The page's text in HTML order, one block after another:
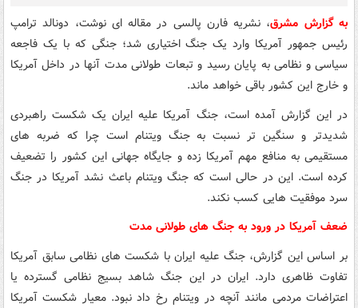
به گزارش مشرق، نشریه فارن پالسی در مقاله ای نوشت، دونالد ترامپ
رئیس جمهور آمریکا وارد یک جنگ اختیاری شد؛ جنگی که با یک فاجعه
سیاسی و نظامی به پایان رسید و تبعات طولانی مدت آنها در داخل آمریکا
و خارج این کشور باقی خواهد ماند.
در این گزارش آمده است، جنگ آمریکا علیه ایران یک شکست راهبردی
شدیدتر و سنگین تر نسبت به جنگ ویتنام است چرا که ضربه های
مستقیمی به منافع مهم آمریکا زده و جایگاه جهانی این کشور را تضعیف
کرده است. این در حالی است که جنگ ویتنام باعث نشد آمریکا در جنگ
سرد موفقیت هایی کسب نکند.
ضعف آمریکا در ورود به جنگ های طولانی مدت
بر اساس این گزارش، جنگ علیه ایران با شکست های نظامی سابق آمریکا
تفاوت ظاهری دارد. ایران در این جنگ شاهد بسیج نظامی گسترده یا
اعتراضات مردمی مانند آنچه در ویتنام رخ داد نبود. معیار شکست آمریکا